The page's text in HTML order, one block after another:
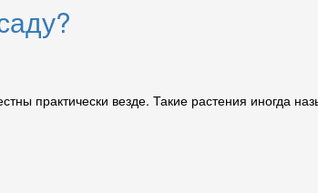
практически везде. Такие растения иногда